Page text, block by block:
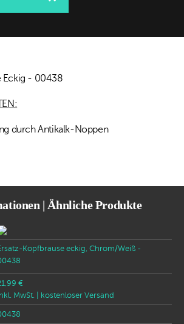
Eckig - 00438
durch Antikalk-Noppen
| Ähnliche Produkte
Kopfbrause eckig, Chrom/Weiß -
€
MwSt.
| kostenloser Versand